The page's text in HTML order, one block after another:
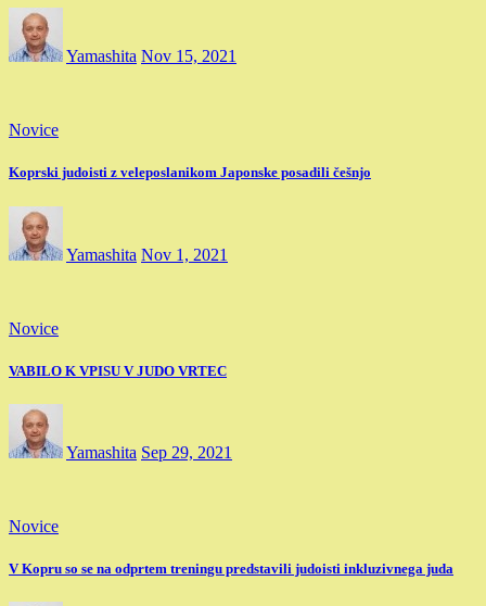
Yamashita Nov 15, 2021
Novice
Koprski judoisti z veleposlanikom Japonske posadili češnjo
Yamashita Nov 1, 2021
Novice
VABILO K VPISU V JUDO VRTEC
Yamashita Sep 29, 2021
Novice
V Kopru so se na odprtem treningu predstavili judoisti inkluzivnega juda